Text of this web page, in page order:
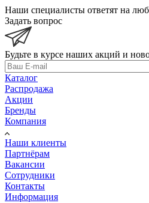
Наши специалисты ответят на
Задать вопрос
Будьте в курсе наших акций и
Каталог
Распродажа
Акции
Бренды
Компания
Наши клиенты
Партнёрам
Вакансии
Сотрудники
Контакты
Информация